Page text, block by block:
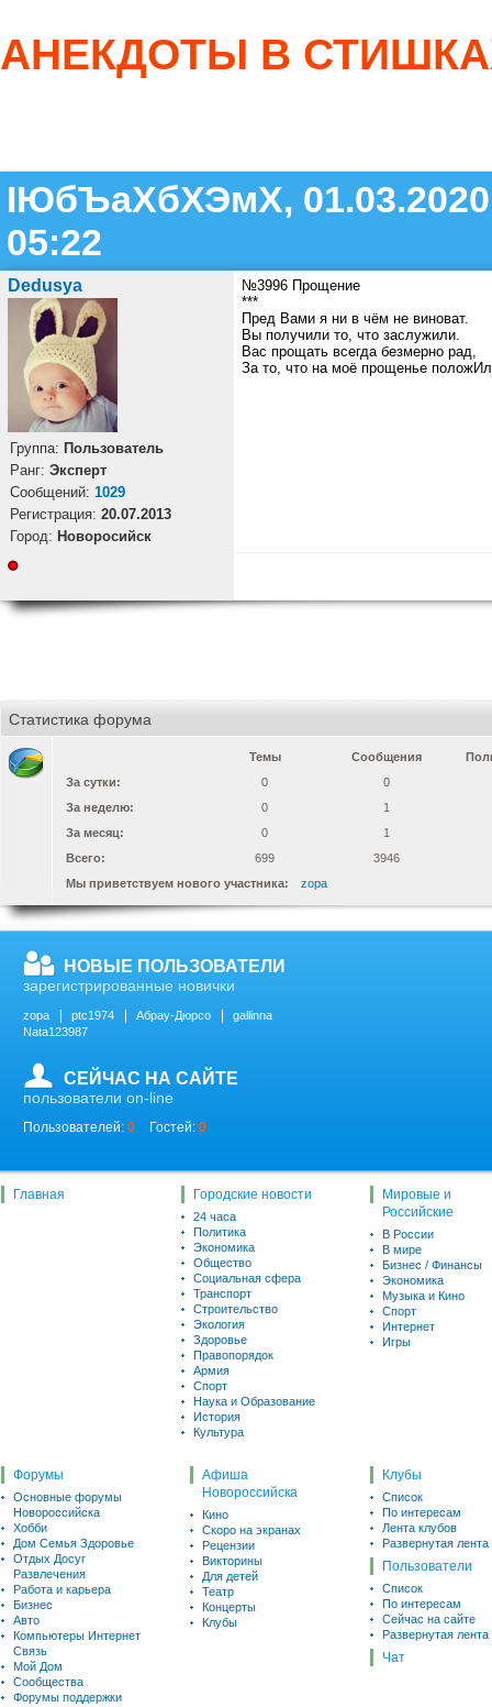
АНЕКДОТЫ В
ІЮбЪаХбХЭмХ,
05:22
Dedusya
Группа: Пользователь
Ранг: Эксперт
Cообщений: 1029
Регистрация: 20.07.2013
Город: Новоросийск
№3996 Прощение
***
Пред Вами я ни в чём не виноват.
Вы получили то, что заслужили.
Вас прощать всегда безмерно рад,
За то, что на моё прощенье
Статистика форума
Темы Сообщения
За сутки:
0
0
За неделю:
0
1
За месяц:
0
1
Всего:
699
3946
Мы приветствуем нового участника:
zopa
НОВЫЕ ПОЛЬЗОВАТЕЛИ
зарегистрированные новички
zopa ptc1974 Абрау-Дюрсо
gallinna
Nata123987
СЕЙЧАС НА САЙТЕ
пользователи on-line
Пользователей: 0 Гостей: 0
Главная Городские новости
24 часа
Политика
Экономика
Общество
Социальная сфера
Транспорт
Строительство
Экология
Здоровье
Правопорядок
Армия
Спорт
Наука и Образование
История
Культура
Мировые и
Российские
В России
В мире
Бизнес / Финансы
Экономика
Музыка и Кино
Спорт
Интернет
Игры
Форумы
Основные форумы
Новороссийска
Хобби
Дом Семья Здоровье
Отдых Досуг
Развлечения
Работа и карьера
Бизнес
Авто
Компьютеры Интернет
Связь
Мой Дом
Сообщества
Форумы поддержки
Афиша
Новороссийска
Кино
Скоро на экранах
Рецензии
Викторины
Для детей
Театр
Концерты
Клубы
Клубы
Список
По интересам
Лента клубов
Развернутая лента
Пользователи
Список
По интересам
Сейчас на сайте
Развернутая лента
Чат